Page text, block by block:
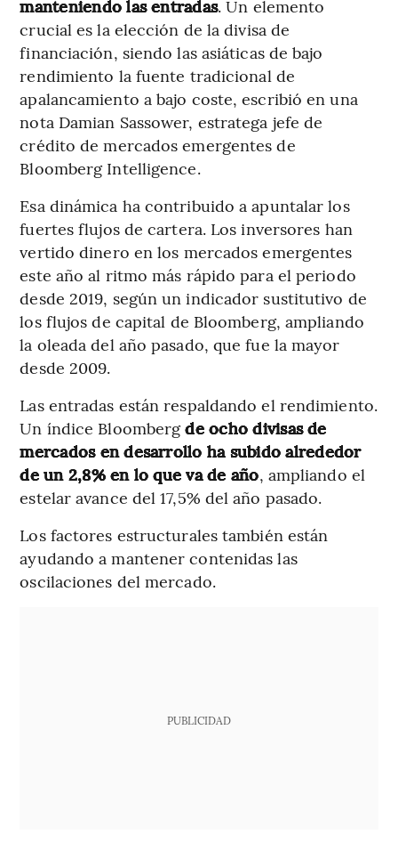
manteniendo las entradas. Un elemento
crucial es la elección de la divisa de
financiación, siendo las asiáticas de bajo
rendimiento la fuente tradicional de
apalancamiento a bajo coste, escribió en una
nota Damian Sassower, estratega jefe de
crédito de mercados emergentes de
Bloomberg Intelligence.
Esa dinámica ha contribuido a apuntalar los
fuertes flujos de cartera. Los inversores han
vertido dinero en los mercados emergentes
este año al ritmo más rápido para el periodo
desde 2019, según un indicador sustitutivo de
los flujos de capital de Bloomberg, ampliando
la oleada del año pasado, que fue la mayor
desde 2009.
Las entradas están respaldando el rendimiento.
Un índice Bloombergde ocho divisas de
mercados en desarrollo ha subido alrededor
de un 2,8% en lo que va de año, ampliando el
estelar avance del 17,5% del año pasado.
Los factores estructurales también están
ayudando a mantener contenidas las
oscilaciones del mercado.
PUBLICIDAD